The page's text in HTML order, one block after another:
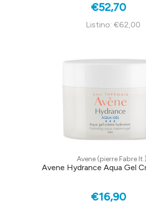
€52,70
Listino: €62,00
Avene (pierre Fabre It.)
Avene Hydrance Aqua Gel
€16,90